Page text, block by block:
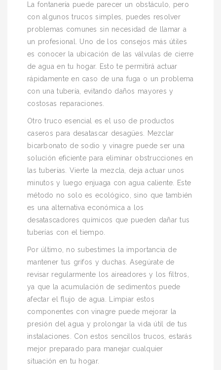
La fontanería puede parecer un obstáculo, pero
con algunos trucos simples, puedes resolver
problemas comunes sin necesidad de llamar a
un profesional. Uno de los consejos más útiles
es conocer la ubicación de las válvulas de cierre
de agua en tu hogar. Esto te permitirá actuar
rápidamente en caso de una fuga o un problema
con una tubería, evitando daños mayores y
costosas reparaciones.
Otro truco esencial es el uso de productos
caseros para desatascar desagües. Mezclar
bicarbonato de sodio y vinagre puede ser una
solución eficiente para eliminar obstrucciones en
las tuberías. Vierte la mezcla, deja actuar unos
minutos y luego enjuaga con agua caliente. Este
método no solo es ecológico, sino que también
es una alternativa económica a los
desatascadores químicos que pueden dañar tus
tuberías con el tiempo.
Por último, no subestimes la importancia de
mantener tus grifos y duchas. Asegúrate de
revisar regularmente los aireadores y los filtros,
ya que la acumulación de sedimentos puede
afectar el flujo de agua. Limpiar estos
componentes con vinagre puede mejorar la
presión del agua y prolongar la vida útil de tus
instalaciones. Con estos sencillos trucos, estarás
mejor preparado para manejar cualquier
situación en tu hogar.